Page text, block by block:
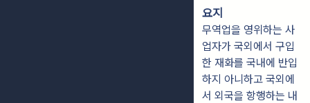
요지
무역업을 영위하는 사
업자가 국외에서 구입
한 재화를 국내에 반입
하지 아니하고 국외에
서 외국을 항행하는 내